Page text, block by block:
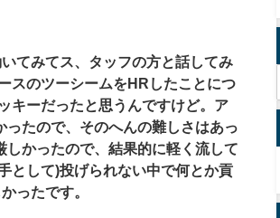
てみてス、タッフの方と話してみ
スのツーシームをHR したことにつ
キーだったと思うんですけど。ア
たので、そのへんの難しさはあっ
かったので、結果的に軽く流して
として)投げられない中で何とか貢
ったです。